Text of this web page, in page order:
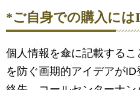
*ご自身での購入に
個人情報を傘に記載する
を防ぐ画期的アイデアが